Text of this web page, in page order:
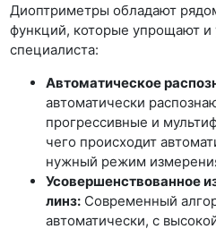
Диоптриметры обладают
функций, которые упрощают и
специалиста:
Автоматическое
автоматически
прогрессивные и
чего происходит
нужный режим
Усовершенствованное
линз: Современный
автоматически, с